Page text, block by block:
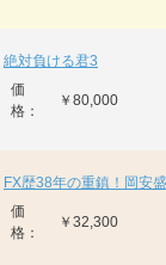
絶対負ける君3
価
格：
￥80,000
FX歴38年の重鎮！岡安
価
格：
￥32,300